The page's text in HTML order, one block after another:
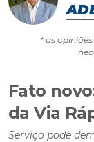
* as
Fato
da Via
Serviço pode